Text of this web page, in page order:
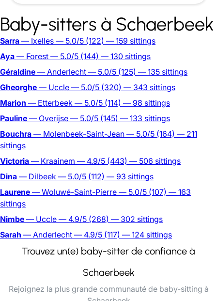
Baby-sitters à Schaerbeek
Sarra — Ixelles — 5.0/5 (122) — 159 sittings
Aya — Forest — 5.0/5 (144) — 130 sittings
Géraldine — Anderlecht — 5.0/5 (125) — 135 sittings
Gheorghe — Uccle — 5.0/5 (320) — 343 sittings
Marion — Etterbeek — 5.0/5 (114) — 98 sittings
Pauline — Overijse — 5.0/5 (145) — 133 sittings
Bouchra — Molenbeek-Saint-Jean — 5.0/5 (164) — 211
sittings
Victoria — Kraainem — 4.9/5 (443) — 506 sittings
Dina — Dilbeek — 5.0/5 (112) — 93 sittings
Laurene — Woluwé-Saint-Pierre — 5.0/5 (107) — 163
sittings
Nimbe — Uccle — 4.9/5 (268) — 302 sittings
Sarah — Anderlecht — 4.9/5 (117) — 124 sittings
Trouvez un(e) baby-sitter de confiance à
Schaerbeek
Rejoignez la plus grande communauté de baby-sitting à